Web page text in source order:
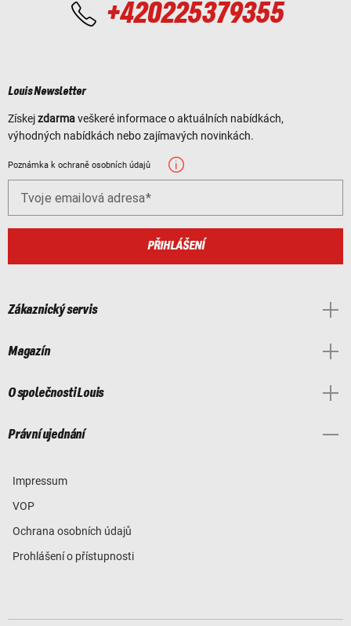
+420225379355
Louis Newsletter
Získejzdarmaveškeré informace o aktuálních nabídkách,
výhodných nabídkách nebo zajímavých novinkách.
Poznámka k ochraně osobních údajů
Tvoje emailová adresa
PŘIHLÁŠENÍ
Zákaznický servis
Magazín
O společnosti Louis
Právní ujednání
Impressum
VOP
Ochrana osobních údajů
Prohlášení o přístupnosti